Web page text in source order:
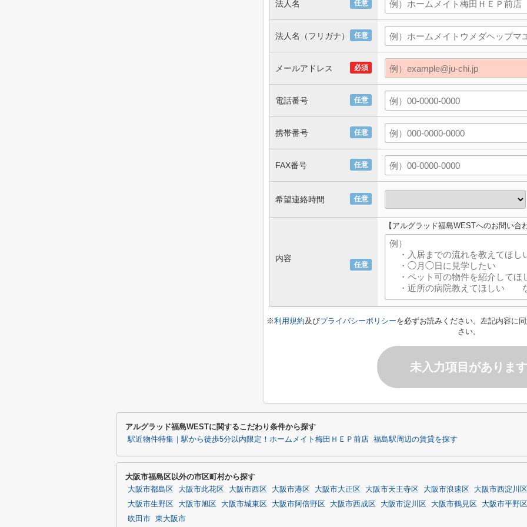
任意
法人名
任意
法人名（フリガナ）
必須
メールアドレス
任意
電話番号
任意
携帯番号
任意
FAX番号
任意
希望連絡時間
任意
内容
【アルグラッド福島WESTへのお問い合
※利用規約及びプライバシーポリシーを必ずお読みください。左記内容に
さい。
未入力項目があります
アルグラッド福島WESTに関するこだわり条件から探す
駅近物件特集｜駅から徒歩5分以内限定！ホームメイト梅田ＨＥＰ前店 福島駅周辺の賃貸を探す
大阪市福島区以外の市区町村から探す
大阪市都島区 大阪市此花区 大阪市西区 大阪市港区 大阪市大正区 大阪市天王寺区 大阪市浪速区
大阪市西淀川区
大阪市生野区
大阪市旭区 大阪市城東区 大阪市阿倍野区 大阪市西成区 大阪市淀川区 大阪市鶴見区
大阪市平野区
吹田市 東大阪市